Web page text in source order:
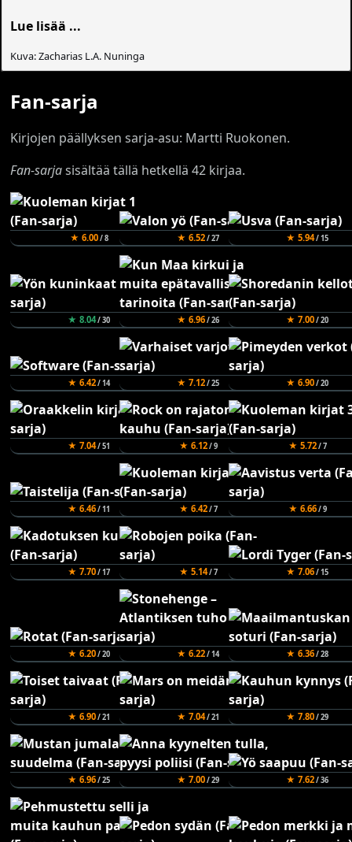
Lue lisää ...
Kuva: Zacharias L.A. Nuninga
Fan-sarja
Kirjojen päällyksen sarja-asu: Martti Ruokonen.
Fan-sarjasisältää tällä hetkellä 42 kirjaa.
★ 6.00/ 8 ★ 6.52/ 27 ★ 5.94/ 15
★ 8.04/ 30 ★ 6.96/ 26 ★ 7.00/ 20
★ 6.42/ 14 ★ 7.12/ 25 ★ 6.90/ 20
★ 7.04/ 51 ★ 6.12/ 9 ★ 5.72/ 7
★ 6.46/ 11 ★ 6.42/ 7 ★ 6.66/ 9
★ 7.70/ 17 ★ 5.14/ 7 ★ 7.06/ 15
★ 6.20/ 20 ★ 6.22/ 14 ★ 6.36/ 28
★ 6.90/ 21 ★ 7.04/ 21 ★ 7.80/ 29
★ 6.96/ 25 ★ 7.00/ 29 ★ 7.62/ 36